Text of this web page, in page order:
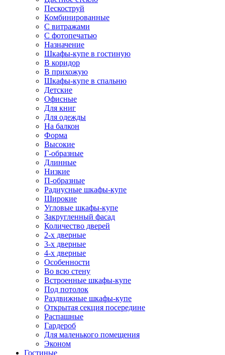
Пескоструй
Комбинированные
С витражами
С фотопечатью
Назначение
Шкафы-купе в гостиную
В коридор
В прихожую
Шкафы-купе в спальню
Детские
Офисные
Для книг
Для одежды
На балкон
Форма
Высокие
Г-образные
Длинные
Низкие
П-образные
Радиусные шкафы-купе
Широкие
Угловые шкафы-купе
Закругленный фасад
Количество дверей
2-х дверные
3-х дверные
4-х дверные
Особенности
Во всю стену
Встроенные шкафы-купе
Под потолок
Раздвижные шкафы-купе
Открытая секция посередине
Распашные
Гардероб
Для маленького помещения
Эконом
Гостиные